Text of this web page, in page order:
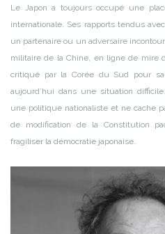
Le Japon a toujours occupé une
internationale. Ses rapports tendus
un partenaire ou un adversaire
militaire de la Chine, en ligne de mire
critiqué par la Corée du Sud pour
aujourd’hui dans une situation
une politique nationaliste et ne cache
de modification de la Constitution
fragiliser la démocratie japonaise.